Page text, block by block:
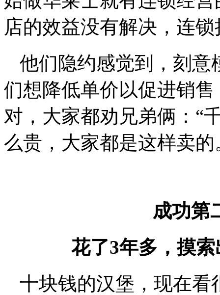
店的效益没有解决，连
他们隐约感觉到，刻意
们想降低单价以促进销
对，大家都劝兄弟俩：“
么贵，大家都是这样卖的
成功第
花了3年多，摸
十块钱的汉堡，现在看